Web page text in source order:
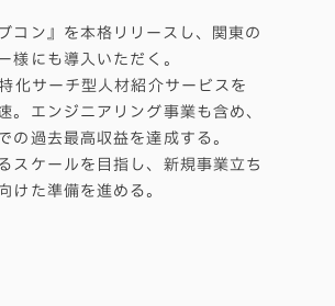
コン』を本格リリースし、関東の
様にも導入いただく。
化サーチ型人材紹介サービスを
。エンジニアリング事業も含め、
の過去最高収益を達成する。
スケールを目指し、新規事業立ち
けた準備を進める。